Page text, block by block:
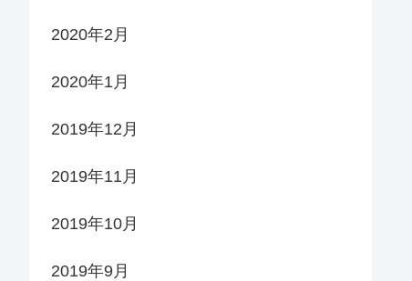
2020年2月
2020年1月
2019年12月
2019年11月
2019年10月
2019年9月